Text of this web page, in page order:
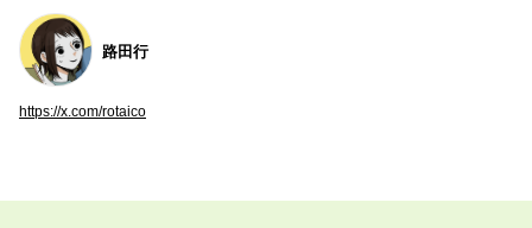
路田行
https://x.com/rotaico